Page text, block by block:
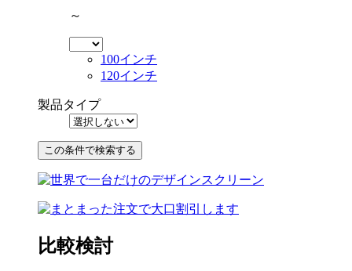
～
100インチ
120インチ
製品タイプ
比較検討